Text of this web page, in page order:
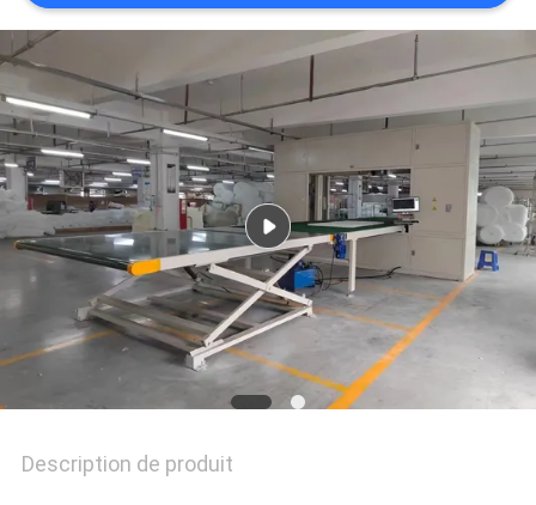
POLITIQUE
DE
CONFIDENTIALITÉ
Description de produit